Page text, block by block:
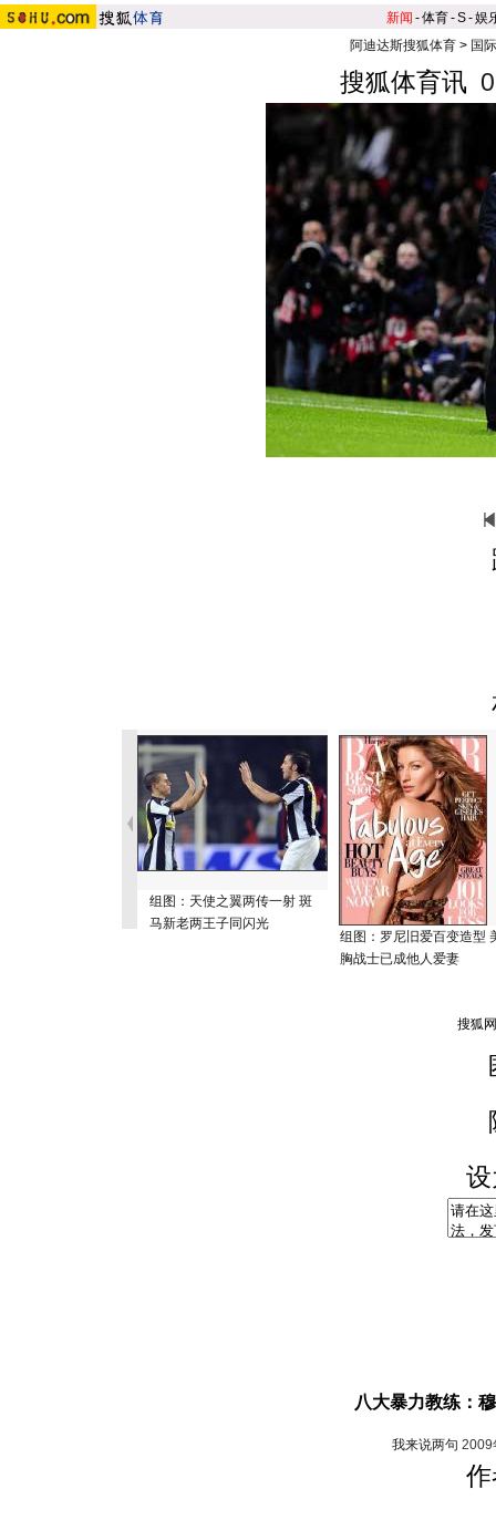
新闻 -体育-S-娱
阿迪达斯搜狐体育> 国
搜狐体育讯
组图：天使之翼两传一射 斑
马新老两王子同闪光
组图：罗尼旧爱百变造型
胸战士已成他人爱妻
八大暴力教练：
我来说两句 2009